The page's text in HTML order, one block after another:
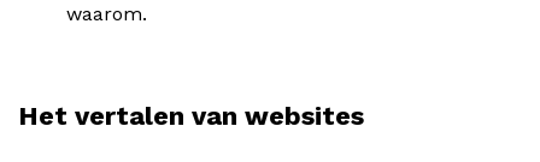
waarom.
Het vertalen van websites